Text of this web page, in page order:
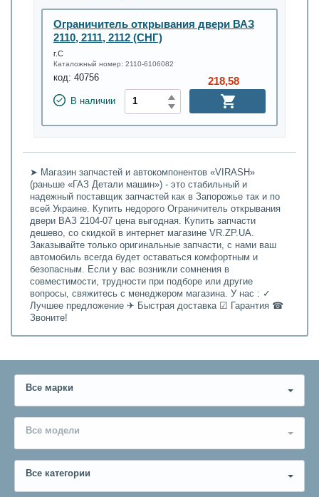
Ограничитель открывания двери ВАЗ
2110, 2111, 2112 (СНГ)
г.С
Каталожный номер: 2110-6106082
код: 40756
В наличии
218,58
➤ Магазин запчастей и автокомпонентов «VIRASH»
(раньше «ГАЗ Детали машин») - это стабильный и
надежный поставщик запчастей как в Запорожье так и по
всей Украине. Купить недорого Ограничитель открывания
двери ВАЗ 2104-07 цена выгодная. Купить запчасти
дешево, со скидкой в интернет магазине VR.ZP.UA.
Заказывайте только оригинальные запчасти, с нами ваш
автомобиль всегда будет оставаться комфортным и
безопасным. Если у вас возникли сомнения в
совместимости, трудности при подборе или другие
вопросы, свяжитесь с менеджером магазина. У нас : ✓
Лучшее предложение ✈ Быстрая доставка ☑ Гарантия ☎
Звоните!
Все марки
Все модели
Все категории